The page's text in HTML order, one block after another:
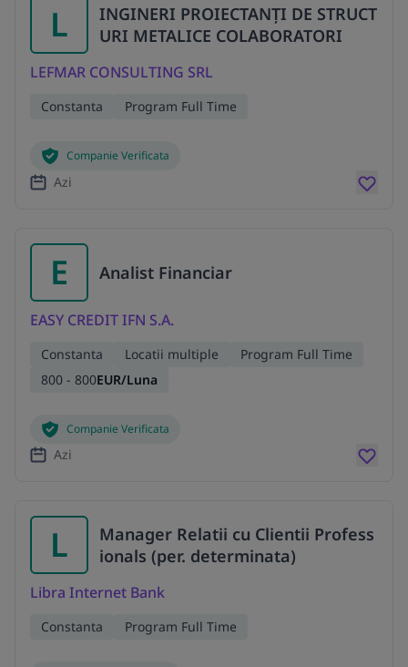
L
INGINERI PROIECTANȚI DE STRUCT
URI METALICE COLABORATORI
LEFMAR CONSULTING SRL
Constanta Program Full Time
Companie Verificata
Azi
E Analist Financiar
EASY CREDIT IFN S.A.
Constanta Locatii multiple
Program Full Time
800 - 800EUR/Luna
Companie Verificata
Azi
L
Manager Relatii cu Clientii Profess
ionals (per. determinata)
Libra Internet Bank
Constanta Program Full Time